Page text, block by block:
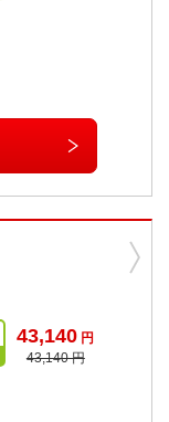
43,140 円
43,140 円